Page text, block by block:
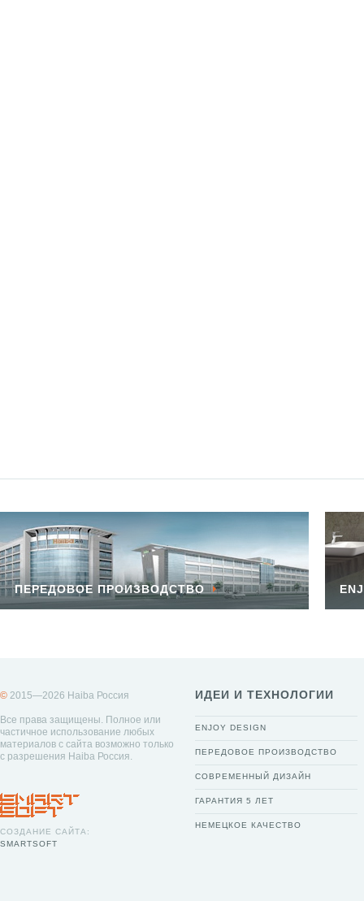
ПЕРЕДОВОЕ ПРОИЗВОДСТВО
© 2015—2026 Haiba Россия
Все права защищены. Полное или
частичное использование любых
материалов с сайта возможно только
с разрешения Haiba Россия.
СОЗДАНИЕ САЙТА:
SMARTSOFT
ИДЕИ И ТЕХНОЛОГИИ
ENJOY DESIGN
ПЕРЕДОВОЕ ПРОИЗВОДСТВО
СОВРЕМЕННЫЙ ДИЗАЙН
ГАРАНТИЯ 5 ЛЕТ
НЕМЕЦКОЕ КАЧЕСТВО